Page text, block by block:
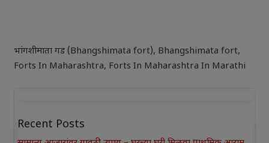
भांगशीमाता गड (Bhangshimata fort), Bhangshimata fort,
Forts In Maharashtra, Forts In Maharashtra In Marathi
Recent Posts